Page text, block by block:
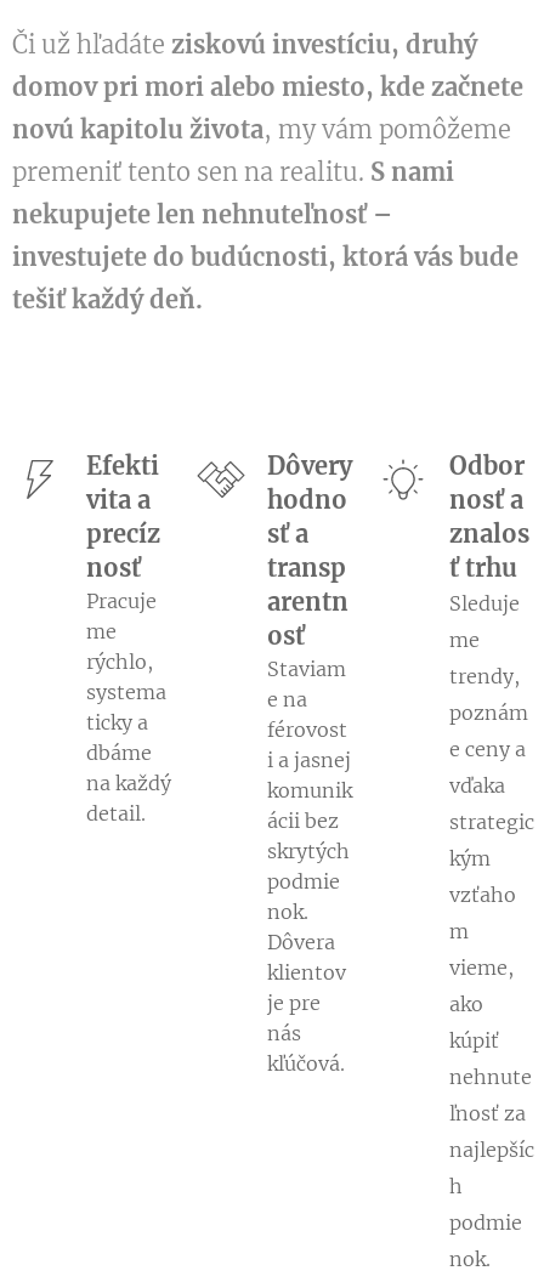
Či už hľadáte ziskovú investíciu, druhý
domov pri mori alebo miesto, kde začnete
novú kapitolu života, my vám pomôžeme
premeniť tento sen na realitu. S nami
nekupujete len nehnuteľnosť –
investujete do budúcnosti, ktorá vás bude
tešiť každý deň.
Efekti
vita a
precíz
nosť
Pracuje
me
rýchlo,
systema
ticky a
dbáme
na každý
detail.
Dôvery
hodno
sť a
transp
arentn
osť
Staviam
e na
férovost
i a jasnej
komunik
ácii bez
skrytých
podmie
nok.
Dôvera
klientov
je pre
nás
kľúčová.
Odbor
nosť a
znalos
ť trhu
Sleduje
me
trendy,
poznám
e ceny a
vďaka
strategic
kým
vzťaho
m
vieme,
ako
kúpiť
nehnute
ľnosť za
najlepšíc
h
podmie
nok.